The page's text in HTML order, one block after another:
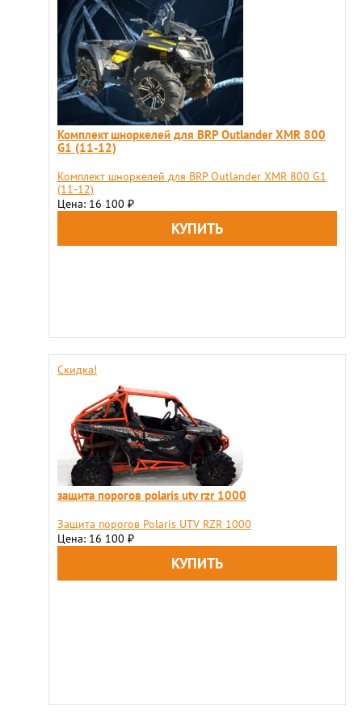
Комплект шноркелей для BRP Outlander XMR 800
G1 (11-12)
Комплект шноркелей для BRP Outlander XMR 800 G1
(11-12)
Цена: 16 100 ₽
Скидка!
защита порогов polaris utv rzr 1000
Защита порогов Polaris UTV RZR 1000
Цена: 16 100 ₽